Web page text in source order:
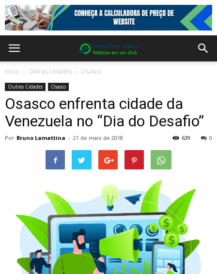
Inicio Outras Cidades Osasco
Outras Cidades Osasco
Osasco enfrenta cidade da
Venezuela no “Dia do Desafio”
Por Bruno Lamattina - 21 de maio de 2018 0
639